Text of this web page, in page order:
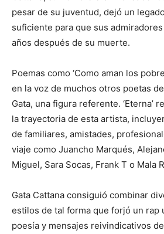
pesar de su juventud, dejó un
suficiente para que sus
años después de su muerte.
Poemas como ‘Como aman los
en la voz de muchos otros poetas
Gata, una figura referente. ‘Eterna’
la trayectoria de esta artista,
de familiares, amistades,
viaje como Juancho Marqués,
Miguel, Sara Socas, Frank T o Mala
Gata Cattana consiguió combinar
estilos de tal forma que forjó un rap
poesía y mensajes reivindicativos